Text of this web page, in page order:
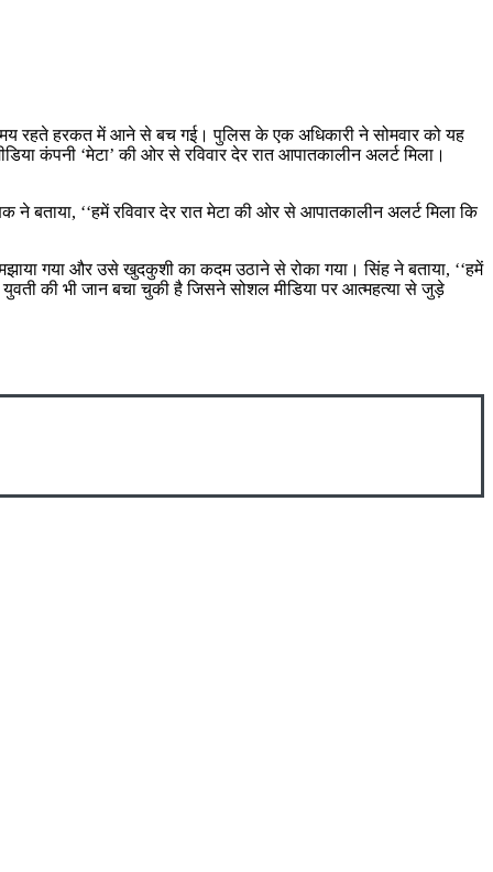
रहते हरकत में आने से बच गई। पुलिस के एक अधिकारी ने सोमवार को यह
कंपनी ‘मेटा’ की ओर से रविवार देर रात आपातकालीन अलर्ट मिला।
बताया, ‘‘हमें रविवार देर रात मेटा की ओर से आपातकालीन अलर्ट मिला कि
गया और उसे खुदकुशी का कदम उठाने से रोका गया। सिंह ने बताया, ‘‘हमें
की भी जान बचा चुकी है जिसने सोशल मीडिया पर आत्महत्या से जुड़े